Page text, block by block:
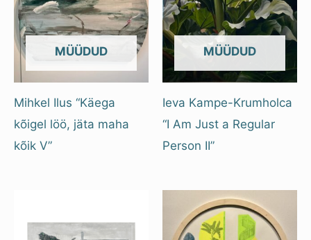
OUT OF STOCK
Mihkel Ilus “Käega
kõigel löö, jäta maha
kõik V”
OUT OF STOCK
Ieva Kampe-Krumholca
“I Am Just a Regular
Person II”